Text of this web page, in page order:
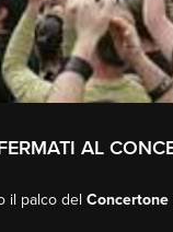
AL
il palco del Concertone